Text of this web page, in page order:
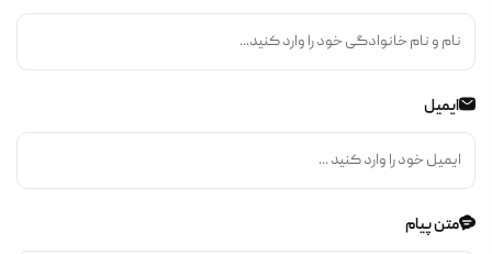
ایمیل
متن پیام